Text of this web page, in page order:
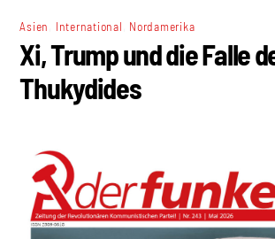
Asien International Nordamerika
Xi, Trump und die Falle
Thukydides